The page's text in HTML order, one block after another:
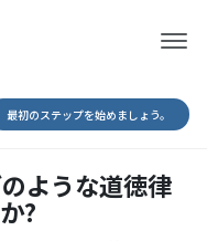
最初のステップを始めましょう。
ような道徳律
?